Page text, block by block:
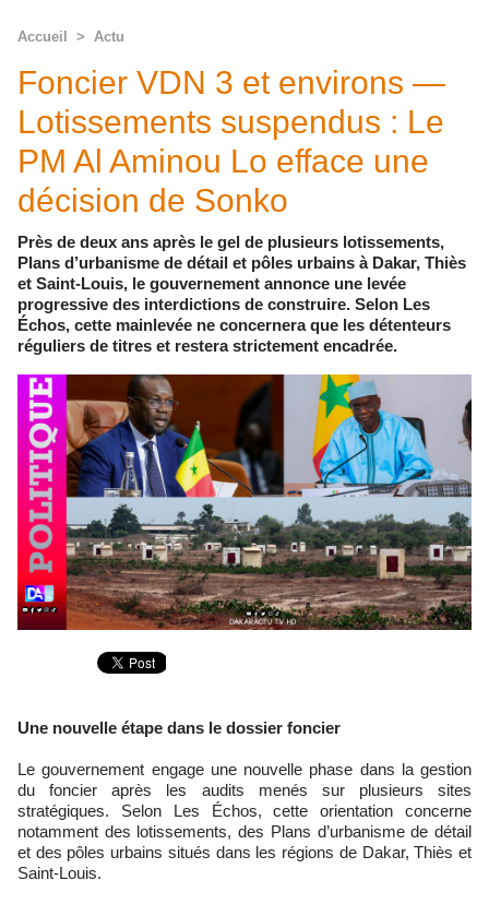
Accueil > Actu
Foncier VDN 3 et environs —
Lotissements suspendus : Le
PM Al Aminou Lo efface une
décision de Sonko
Près de deux ans après le gel de plusieurs lotissements,
Plans d’urbanisme de détail et pôles urbains à Dakar, Thiès
et Saint-Louis, le gouvernement annonce une levée
progressive des interdictions de construire. Selon Les
Échos, cette mainlevée ne concernera que les détenteurs
réguliers de titres et restera strictement encadrée.
Une nouvelle étape dans le dossier foncier
Le gouvernement engage une nouvelle phase dans la gestion
du foncier après les audits menés sur plusieurs sites
stratégiques. Selon Les Échos, cette orientation concerne
notamment des lotissements, des Plans d’urbanisme de détail
et des pôles urbains situés dans les régions de Dakar, Thiès et
Saint-Louis.